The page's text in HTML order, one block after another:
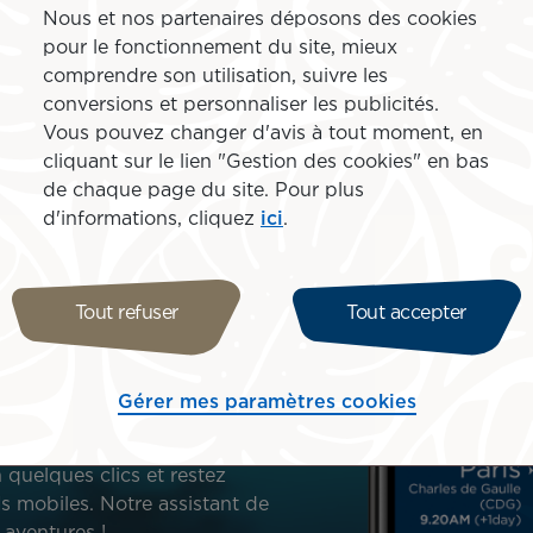
organiser la plus belle des aventures à nos côtés.
: gérez
Air Tahiti Nui, nous sommes
quelques clics et restez
mobiles. Notre assistant de
Nous et nos partenaires déposons des cookies
pour le fonctionnement du site, mieux
comprendre son utilisation, suivre les
conversions et personnaliser les publicités.
Vous pouvez changer d'avis à tout moment, en
cliquant sur le lien "Gestion des cookies" en bas
de chaque page du site. Pour plus
d'informations, cliquez ici.
Tout refuser Tout accepter
Gérer mes paramètres cookies